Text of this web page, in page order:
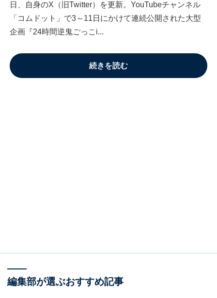
日、自身のX（旧Twitter）を更新。YouTubeチャンネル
「コムドット」で3～11日にかけて連続公開された大型
企画『24時間逆鬼ごっこi...
続きを読む
編集部が選ぶおすすめ記事